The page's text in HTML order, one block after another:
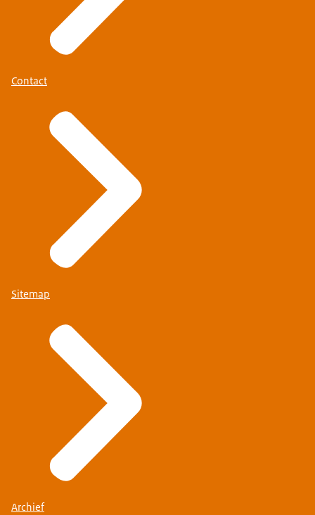
Contact
Sitemap
Archief